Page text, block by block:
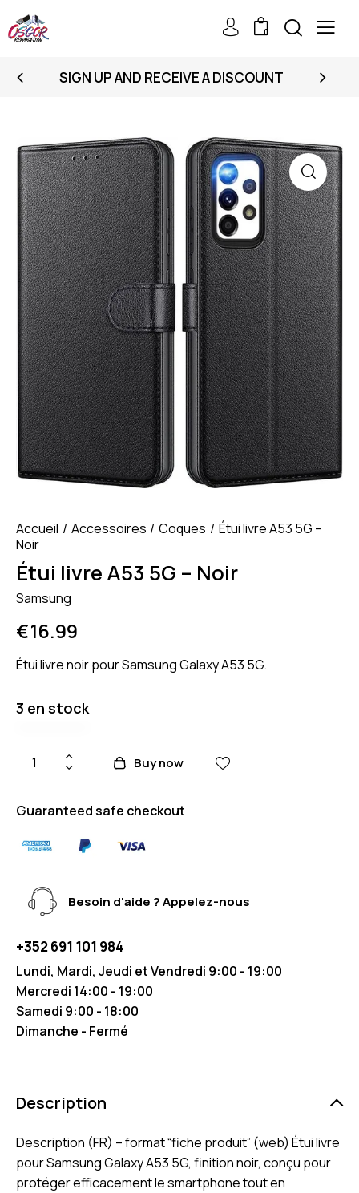
0
SIGN UP AND RECEIVE A DISCOUNT
Accueil Accessoires Coques
Étui livre A53 5G –
Noir
Étui livre A53 5G – Noir
Samsung
€16.99
Étui livre noir pour Samsung Galaxy A53 5G.
3 en stock
Buy now
Guaranteed safe checkout
Besoin d'aide ? Appelez-nous
+352 691 101 984
Lundi, Mardi, Jeudi et Vendredi 9:00 - 19:00
Mercredi 14:00 - 19:00
Samedi 9:00 - 18:00
Dimanche - Fermé
Description
Description (FR) – format “fiche produit” (web) Étui livre
pour Samsung Galaxy A53 5G, finition noir, conçu pour
protéger efficacement le smartphone tout en